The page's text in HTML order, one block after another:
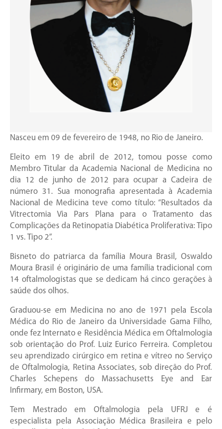
Nasceu em 09 de fevereiro de 1948, no Rio de Janeiro.
Eleito em 19 de abril de 2012, tomou posse como
Membro Titular da Academia Nacional de Medicina no
dia 12 de junho de 2012 para ocupar a Cadeira de
número 31. Sua monografia apresentada à Academia
Nacional de Medicina teve como título: “Resultados da
Vitrectomia Via Pars Plana para o Tratamento das
Complicações da Retinopatia Diabética Proliferativa: Tipo
1 vs. Tipo 2”.
Bisneto do patriarca da família Moura Brasil, Oswaldo
Moura Brasil é originário de uma família tradicional com
14 oftalmologistas que se dedicam há cinco gerações à
saúde dos olhos.
Graduou-se em Medicina no ano de 1971 pela Escola
Médica do Rio de Janeiro da Universidade Gama Filho,
onde fez Internato e Residência Médica em Oftalmologia
sob orientação do Prof. Luiz Eurico Ferreira. Completou
seu aprendizado cirúrgico em retina e vítreo no Serviço
de Oftalmologia, Retina Associates, sob direção do Prof.
Charles Schepens do Massachusetts Eye and Ear
Infirmary, em Boston, USA.
Tem Mestrado em Oftalmologia pela UFRJ e é
especialista pela Associação Médica Brasileira e pelo